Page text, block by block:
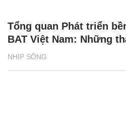
NHỊP SỐNG
Tổng quan Phát triển
BAT Việt Nam: Những